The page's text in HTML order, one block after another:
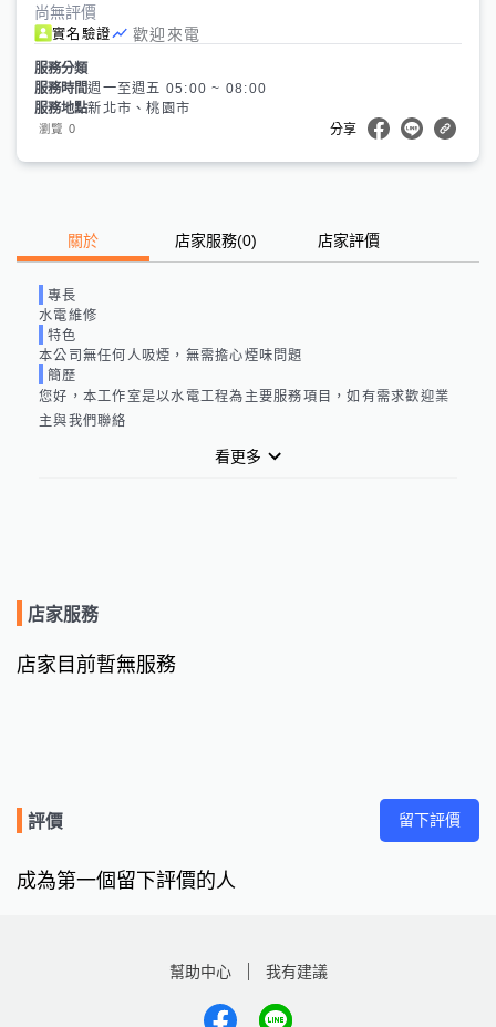
尚無評價
實名驗證 歡迎來電
服務分類
服務時間週一至週五 05:00 ~ 08:00
服務地點新北市、桃園市
瀏覽 0 分享
關於 店家服務(0) 店家評價
專長
水電維修
特色
本公司無任何人吸煙，無需擔心煙味問題
簡歷
您好，本工作室是以水電工程為主要服務項目，如有需求歡迎業
主與我們聯絡
看更多
店家服務
店家目前暫無服務
評價 留下評價
成為第一個留下評價的人
幫助中心 我有建議